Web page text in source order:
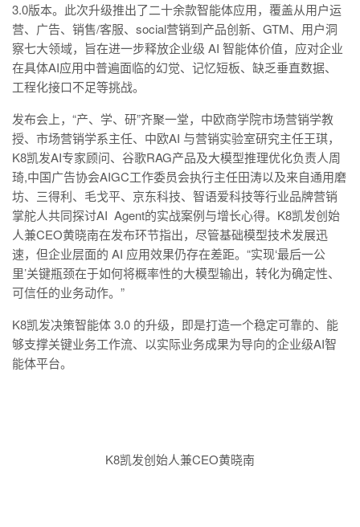
3.0版本。此次升级推出了二十余款智能体应用，覆盖从用户运
营、广告、销售/客服、social营销到产品创新、GTM、用户洞
察七大领域，旨在进一步释放企业级 AI 智能体价值，应对企业
在具体AI应用中普遍面临的幻觉、记忆短板、缺乏垂直数据、
工程化接口不足等挑战。
发布会上，“产、学、研”齐聚一堂，中欧商学院市场营销学教
授、市场营销学系主任、中欧AI 与营销实验室研究主任王琪，
K8凯发AI专家顾问、谷歌RAG产品及大模型推理优化负责人周
琦,中国广告协会AIGC工作委员会执行主任田涛以及来自通用磨
坊、三得利、毛戈平、京东科技、智语爱科技等行业品牌营销
掌舵人共同探讨AI Agent的实战案例与增长心得。K8凯发创始
人兼CEO黄晓南在发布环节指出，尽管基础模型技术发展迅
速，但企业层面的 AI 应用效果仍存在差距。“实现‘最后一公
里’关键瓶颈在于如何将概率性的大模型输出，转化为确定性、
可信任的业务动作。”
K8凯发决策智能体 3.0 的升级，即是打造一个稳定可靠的、能
够支撑关键业务工作流、以实际业务成果为导向的企业级AI智
能体平台。
K8凯发创始人兼CEO黄晓南